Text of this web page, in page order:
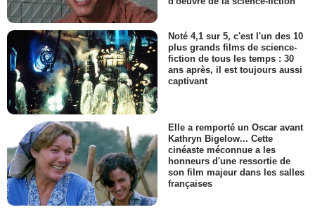
Noté 4,1 sur 5, c'est l'un des 10
plus grands films de science-
fiction de tous les temps : 30
ans après, il est toujours aussi
captivant
Elle a remporté un Oscar avant
Kathryn Bigelow... Cette
cinéaste méconnue a les
honneurs d'une ressortie de
son film majeur dans les salles
françaises